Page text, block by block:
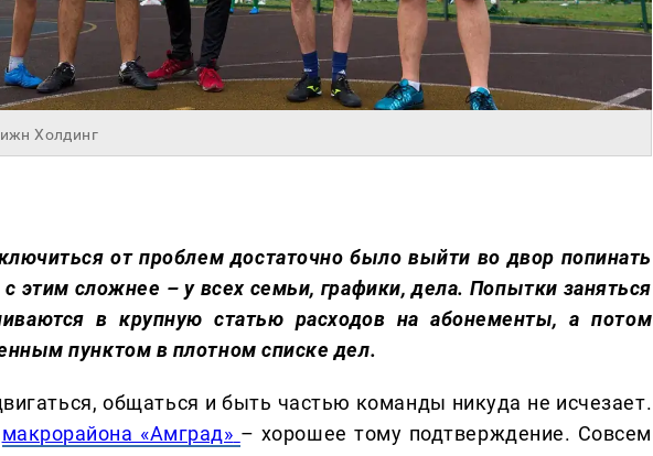
Холдинг
от проблем достаточно было выйти во двор попинать
этим сложнее – у всех семьи, графики, дела. Попытки заняться
в крупную статью расходов на абонементы, а потом
пунктом в плотном списке дел.
общаться и быть частью команды никуда не исчезает.
макрорайона «Амград» – хорошее тому подтверждение. Совсем